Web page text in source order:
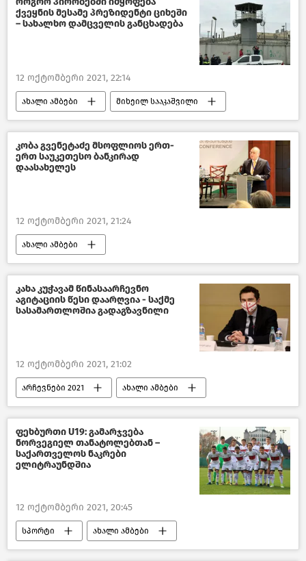
პოლიტიკა საქართველოში
ქვეყნის მესამე პრეზიდენტი ციხეში
– სახალხო დამცველის განცხადება
12 ოქტომბერი 2021, 22:14
ახალი ამბები მიხეილ სააკაშვილი
ადამიანის უფლებები საქართველოში
პოლიტიკა საქართველოში
კობა გვენეტაძე მსოფლიოს ერთ-
ერთ საუკეთესო ბანკირად
დაასახელეს
12 ოქტომბერი 2021, 21:24
ახალი ამბები
საქართველოს ეკონომიკა
კახა კუჭავამ წინასაარჩევნო
აგიტაციის წესი დაარღვია - საქმე
სასამართლოშია გადაგზავნილი
12 ოქტომბერი 2021, 21:02
არჩევნები 2021 ახალი ამბები
ადგილობრივი თვითმმართველობის არჩევნები
პოლიტიკა საქართველოში
ფეხბურთი U19: გამარჯვება
ნორვეგიელ თანატოლებთან –
საქართველოს ნაკრები
ელიტრაუნდშია
12 ოქტომბერი 2021, 20:45
სპორტი ახალი ამბები